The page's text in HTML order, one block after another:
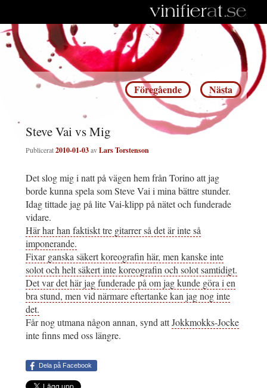
Inläggsnavigering
Föregående Nästa
Steve Vai vs Mig
Publicerat2010-01-03avLars Torstenson
Det slog mig i natt på vägen hem från Torino att jag
borde kunna spela som Steve Vai i mina bättre stunder.
Idag tittade jag på lite Vai-klipp på nätet och funderade
vidare.
Här har han faktiskt tre gitarrer så det är inte så
imponerande.
Fixar ganska säkert koreografin här, men kanske inte
solot och helt säkert inte koreografin och solot samtidigt.
Det var det här jag funderade på om jag kunde göra i en
bra stund, men vid närmare eftertanke kan jag nog inte
det.
Får nog utmana någon annan, synd attJokkmokks-Jocke
inte finns med oss längre.
Dela på Facebook